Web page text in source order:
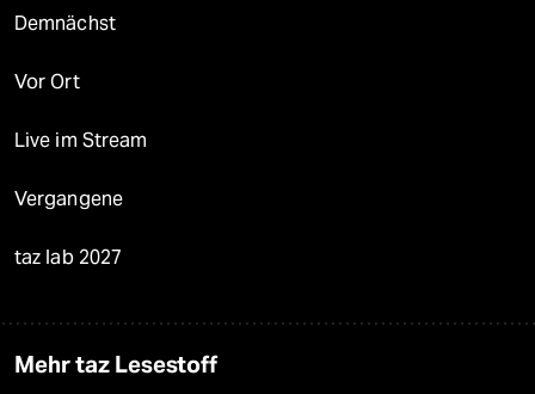
Demnächst
Vor Ort
Live im Stream
Vergangene
taz lab 2027
Mehr taz Lesestoff